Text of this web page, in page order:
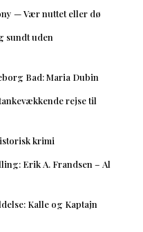
— Vær nuttet eller dø
sundt uden
Bad: Maria Dubin
rejse til
krimi
Erik A. Frandsen – Al
Kalle og Kaptajn